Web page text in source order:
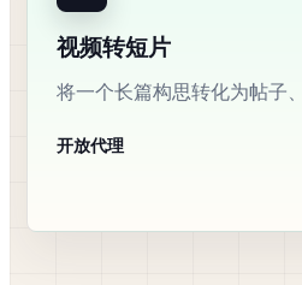
视频转短片
将一个长篇构思转化为帖子
开放代理